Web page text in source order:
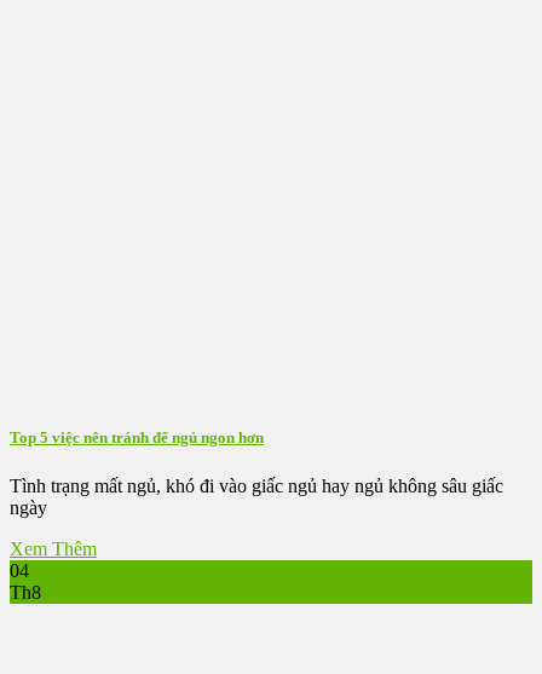
Top 5 việc nên tránh để ngủ ngon hơn
Tình trạng mất ngủ, khó đi vào giấc ngủ hay ngủ không sâu giấc
ngày
Xem Thêm
04
Th8